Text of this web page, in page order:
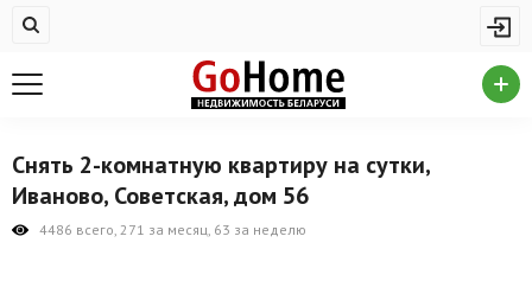
Купить квартиру
На сутки
Новостройки
Снять 2-комнатную квартиру на сутки,
Иваново, Советская, дом 56
4486 всего, 271 за месяц, 63 за неделю